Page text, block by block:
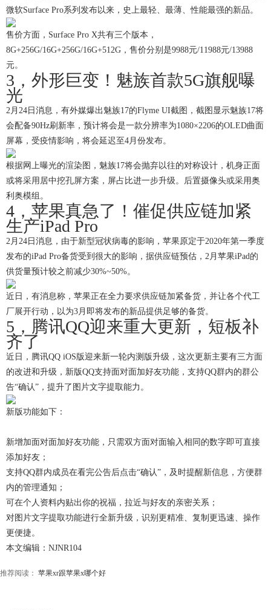
微软Surface Pro系列发布以来，史上最轻、最薄、性能最强的新品。
售价方面，Surface Pro X共有三个版本，
8G+256G/16G+256G/16G+512G，售价分别是9988元/11988元/13988
元。
3，外形巨变！魅族首款5G旗舰曝
光
2月24日消息，有外媒爆出魅族17的Flyme UI截图，截图显示魅族17将
会配备90Hz刷新率，预计将会是一款分辨率为1080×2206的OLED曲面
屏幕，受疫情影响，将会延迟至4月份发布。
根据网上曝光的渲染图，魅族17将会抛弃以往的对称设计，机身正面
或将采用居中挖孔屏方案，屏占比进一步升级。后置摄像头或采用奥
利奥模组。
4，苹果真急了！催促供应链加紧
生产iPad Pro
2月24日消息，由于新型冠状病毒的影响，苹果原定于2020年第一季度
发布的iPad Pro备货受到很大的影响，据供应链预估，2月苹果iPad的
供货量预计较之前减少30%~50%。
近日，有消息称，苹果正在全力要求供应链加紧备货，并让各个代工
厂展开行动，以为3月即将发布的新品提供足够的备货。
5，腾讯QQ迎来重大更新，短板补
齐了
近日，腾讯QQ iOS版迎来新一轮内测版升级，这次更新主要有三方面
的改进和升级，新版QQ支持面对面加好友功能，支持QQ群内的群公
告“确认”，提升了图片文字提取能力。
新版功能如下：
新增加面对面加好友功能，只需双方面对面输入相同的数字即可直接
添加好友；
支持QQ群内成员在看完公告后点击“确认”，及时提醒新信息，方便群
内的管理通知；
可在个人资料内贴出你的祝福，拉近与好友的亲密关系；
对图片文字提取功能进行全新升级，识别更精准、复制更迅速、操作
更便捷。
本文编辑：NJNR104
推荐阅读： 苹果xr跟苹果x哪个好